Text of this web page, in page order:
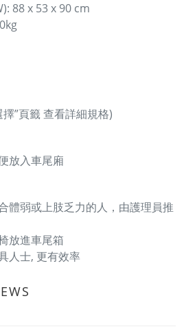
88 x 53 x 90 cm
”頁籤 查看詳細規格)
放入車尾廂
體弱或上肢乏力的人，由護理員推
放進車尾箱
人士, 更有效率